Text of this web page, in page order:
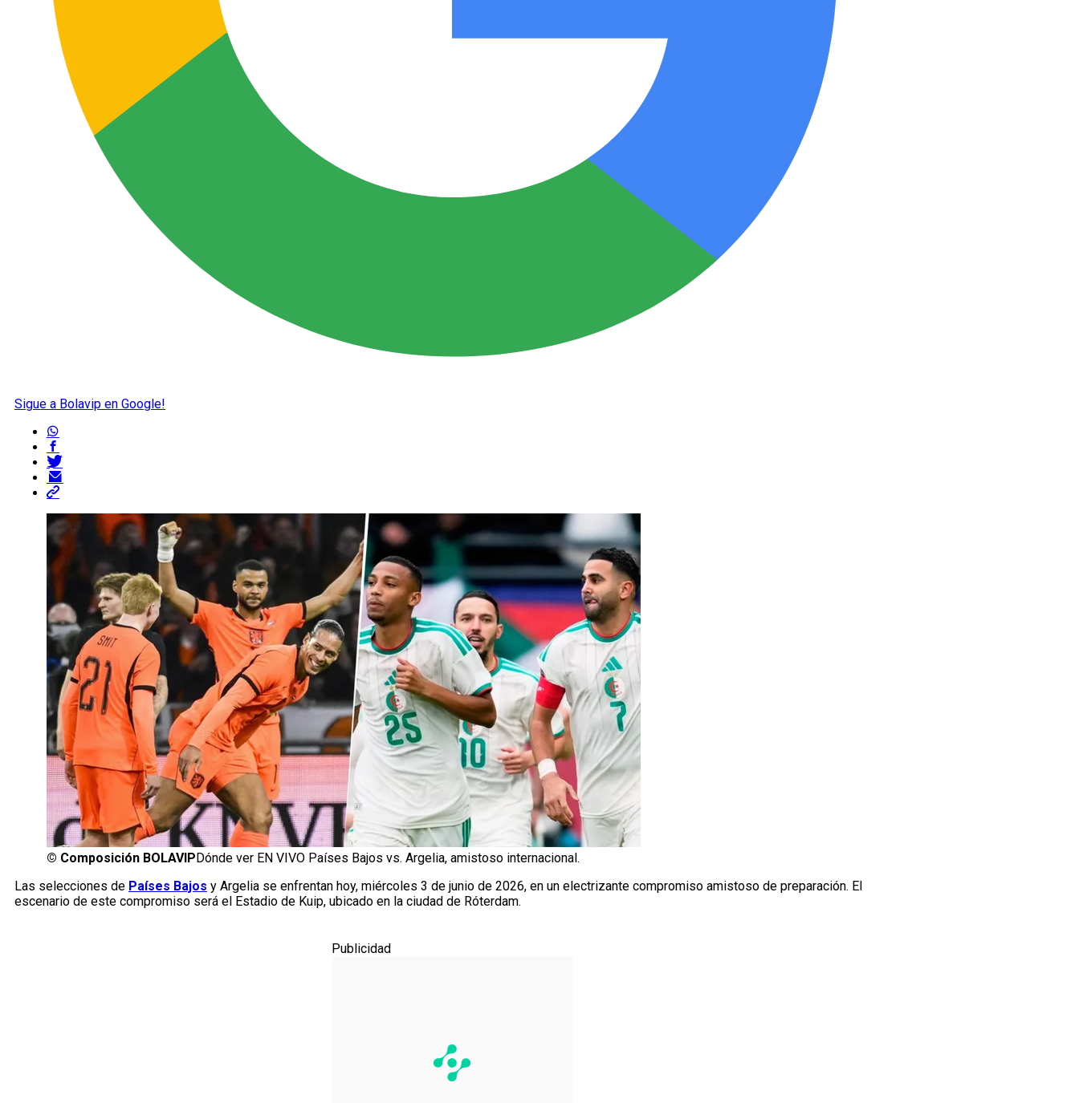
Sigue a Bolavip en Google!
© Composición BOLAVIP Dónde ver EN VIVO Países Bajos vs. Argelia, amistoso internacional.
Las selecciones de Países Bajos y Argelia se enfrentan hoy, miércoles 3 de junio de 2026, en un electrizante compromiso amistoso de preparación. El
escenario de este compromiso será el Estadio de Kuip, ubicado en la ciudad de Róterdam.
Publicidad